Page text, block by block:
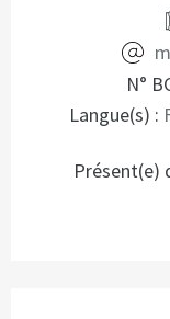
N°
Langue(s) :
Présent(e)